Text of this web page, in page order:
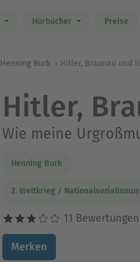
Hörbücher Preise
Henning Burk Hitler, Braunau und
Hitler,
Wie meine
Henning Burk
2. Weltkrieg / Nationalsozialismus
11 Bewertungen
Merken